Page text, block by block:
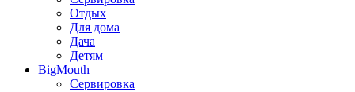
Отдых
Для дома
Дача
Детям
BigMouth
Сервировка